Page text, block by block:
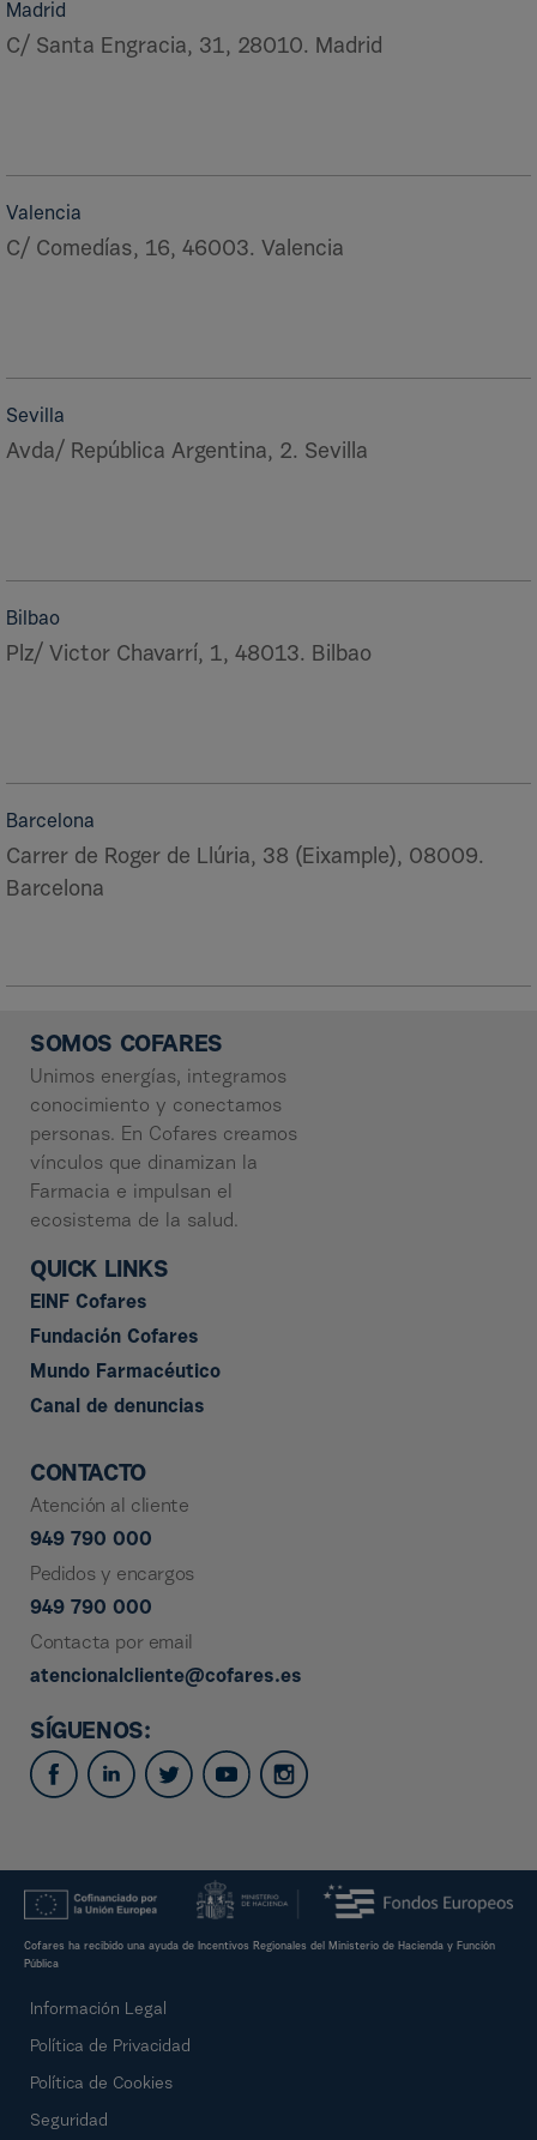
Madrid
C/ Santa Engracia, 31, 28010. Madrid
Valencia
C/ Comedías, 16, 46003. Valencia
Sevilla
Avda/ República Argentina, 2. Sevilla
Bilbao
Plz/ Victor Chavarrí, 1, 48013. Bilbao
Barcelona
Carrer de Roger de Llúria, 38 (Eixample), 08009.
Barcelona
SOMOS COFARES
Unimos energías, integramos
conocimiento y conectamos
personas. En Cofares creamos
vínculos que dinamizan la
Farmacia e impulsan el
ecosistema de la salud.
QUICK LINKS
EINF Cofares
Fundación Cofares
Mundo Farmacéutico
Canal de denuncias
CONTACTO
Atención al cliente
949 790 000
Pedidos y encargos
949 790 000
Contacta por email
atencionalcliente@cofares.es
SÍGUENOS:
Cofares ha recibido una ayuda de Incentivos Regionales del Ministerio de Hacienda y Función
Pública
Información Legal
Política de Privacidad
Política de Cookies
Seguridad